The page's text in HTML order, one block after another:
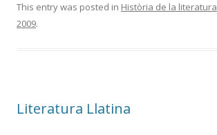
This entry was posted in Història de la literatura
2009.
Literatura Llatina